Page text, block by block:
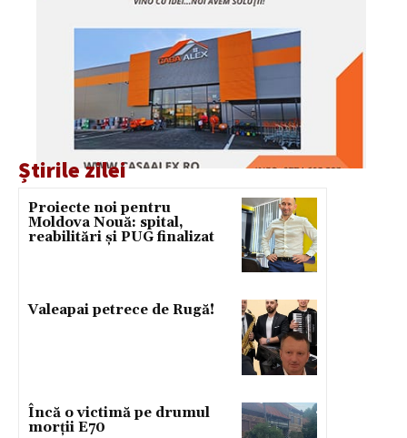
Știrile zilei
Proiecte noi pentru
Moldova Nouă: spital,
reabilitări și PUG finalizat
Valeapai petrece de Rugă!
Încă o victimă pe drumul
morții E70